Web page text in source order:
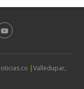
|Valledupar,